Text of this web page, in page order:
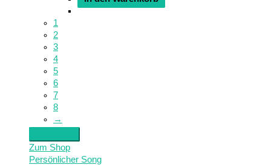
1
2
3
4
5
6
7
8
→
Zum Shop
Persönlicher Song